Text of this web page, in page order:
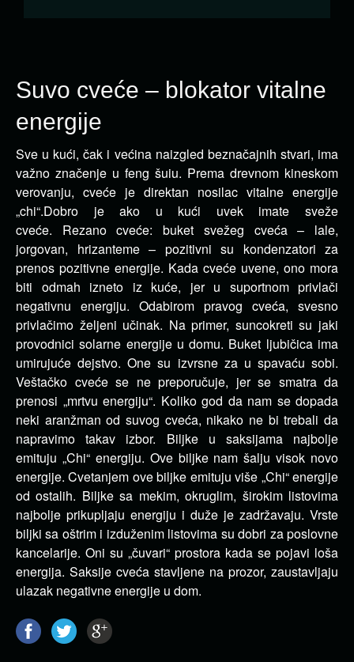
Suvo cveće – blokator vitalne
energije
Sve u kući, čak i većina naizgled beznačajnih stvari, ima
važno značenje u feng šuiu. Prema drevnom kineskom
verovanju, cveće je direktan nosilac vitalne energije
„chi“.Dobro je ako u kući uvek imate sveže
cveće. Rezano cveće: buket svežeg cveća – lale,
jorgovan, hrizanteme – pozitivni su kondenzatori za
prenos pozitivne energije. Kada cveće uvene, ono mora
biti odmah izneto iz kuće, jer u suportnom privlači
negativnu energiju. Odabirom pravog cveća, svesno
privlačimo željeni učinak. Na primer, suncokreti su jaki
provodnici solarne energije u domu. Buket ljubičica ima
umirujuće dejstvo. One su izvrsne za u spavaću sobi.
Veštačko cveće se ne preporučuje, jer se smatra da
prenosi „mrtvu energiju“. Koliko god da nam se dopada
neki aranžman od suvog cveća, nikako ne bi trebali da
napravimo takav izbor. Biljke u saksijama najbolje
emituju „Chi“ energiju. Ove biljke nam šalju visok novo
energije. Cvetanjem ove biljke emituju više „Chi“ energije
od ostalih. Biljke sa mekim, okruglim, širokim listovima
najbolje prikupljaju energiju i duže je zadržavaju. Vrste
biljki sa oštrim i izduženim listovima su dobri za poslovne
kancelarije. Oni su „čuvari“ prostora kada se pojavi loša
energija. Saksije cveća stavljene na prozor, zaustavljaju
ulazak negativne energije u dom.